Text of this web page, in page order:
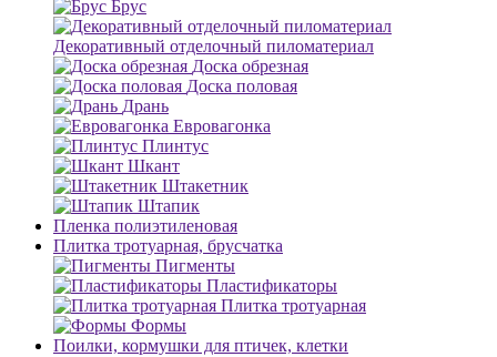
Брус
Декоративный отделочный пиломатериал
Доска обрезная
Доска половая
Дрань
Евровагонка
Плинтус
Шкант
Штакетник
Штапик
Пленка полиэтиленовая
Плитка тротуарная, брусчатка
Пигменты
Пластификаторы
Плитка тротуарная
Формы
Поилки, кормушки для птичек, клетки